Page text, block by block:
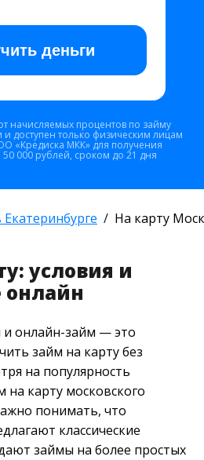
деньги
начисляемых процентов по займу
и доступен только физическим лицам
«Кредиска МКК» для получения
000 рублей, сроком до 21 дня
Екатеринбурге На карту
условия и
и онлайн-займ — это
займ на карту без
на популярность
на карту московского
понимать, что
классические
займы на более простых